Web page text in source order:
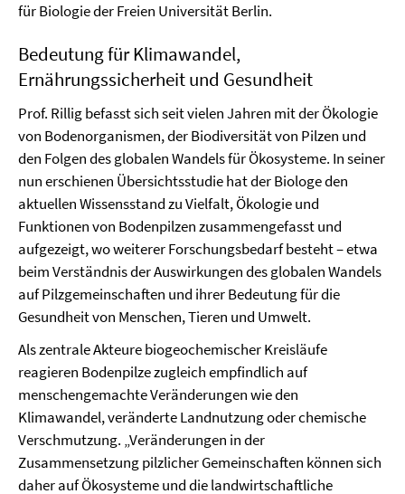
für Biologie der Freien Universität Berlin.
Bedeutung für Klimawandel,
Ernährungssicherheit und Gesundheit
Prof. Rillig befasst sich seit vielen Jahren mit der Ökologie
von Bodenorganismen, der Biodiversität von Pilzen und
den Folgen des globalen Wandels für Ökosysteme. In seiner
nun erschienen Übersichtsstudie hat der Biologe den
aktuellen Wissensstand zu Vielfalt, Ökologie und
Funktionen von Bodenpilzen zusammengefasst und
aufgezeigt, wo weiterer Forschungsbedarf besteht – etwa
beim Verständnis der Auswirkungen des globalen Wandels
auf Pilzgemeinschaften und ihrer Bedeutung für die
Gesundheit von Menschen, Tieren und Umwelt.
Als zentrale Akteure biogeochemischer Kreisläufe
reagieren Bodenpilze zugleich empfindlich auf
menschengemachte Veränderungen wie den
Klimawandel, veränderte Landnutzung oder chemische
Verschmutzung. „Veränderungen in der
Zusammensetzung pilzlicher Gemeinschaften können sich
daher auf Ökosysteme und die landwirtschaftliche